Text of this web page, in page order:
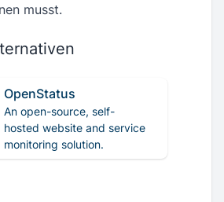
musst.
OpenStatus
An open-source, self-
hosted website and service
monitoring solution.